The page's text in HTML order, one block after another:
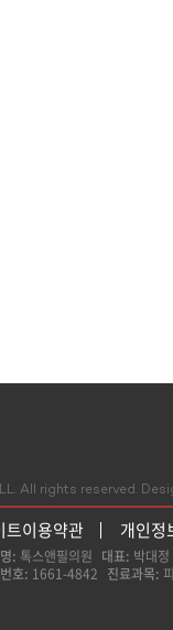
All rights reserved.
트이용약관 개인정
: 톡스앤필의원 대표: 박대정
호: 1661-4842 진료과목: